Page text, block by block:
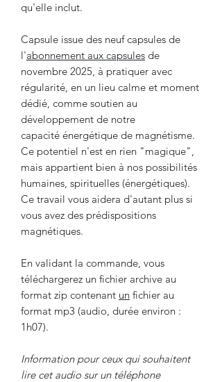
qu'elle inclut.
Capsule issue des neuf capsules de
l'abonnement aux capsules de
novembre 2025, à pratiquer avec
régularité, en un lieu calme et moment
dédié, comme soutien au
développement de notre
capacité énergétique de magnétisme.
Ce potentiel n'est en rien "magique",
mais appartient bien à nos possibilités
humaines, spirituelles (énergétiques).
Ce travail vous aidera d'autant plus si
vous avez des prédispositions
magnétiques.
En validant la commande, vous
téléchargerez un fichier archive au
format zip contenant un fichier au
format mp3 (audio, durée environ :
1h07).
Information pour ceux qui souhaitent
lire cet audio sur un téléphone